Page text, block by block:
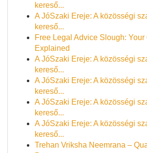
kereső...
A JóSzaki Ereje: A közösségi
kereső...
Free Legal Advice Slough: Your
Explained
A JóSzaki Ereje: A közösségi
kereső...
A JóSzaki Ereje: A közösségi
kereső...
A JóSzaki Ereje: A közösségi
kereső...
A JóSzaki Ereje: A közösségi
kereső...
Trehan Vriksha Neemrana –